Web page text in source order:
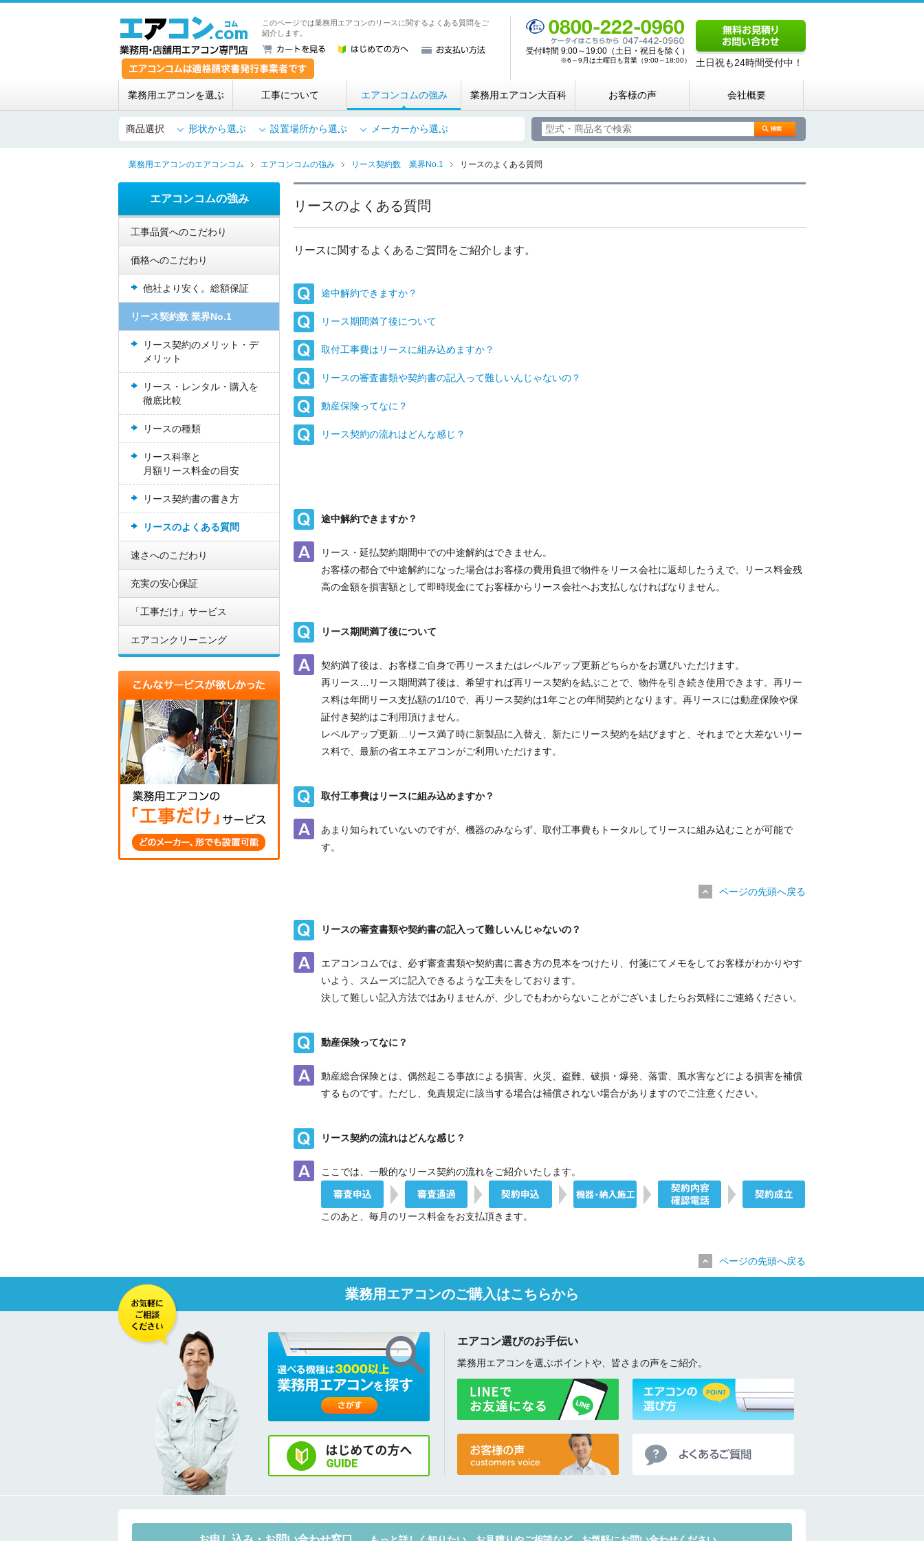
業務用・店舗用エアコン専門店 エアコンコム
このページでは業務用エアコンのリースに関するよくある質問をご
紹介します。
受付時間 9:00～19:00（土日・祝日を除く）
※6～9月は土曜日も営業（9:00～18:00） 土日祝も24時間受付中！
業務用エアコンを選ぶ 工事について エアコンコムの強み 業務用エアコン大百科 お客様の声 会社概要
商品選択 形状から選ぶ 設置場所から選ぶ メーカーから選ぶ
業務用エアコンのエアコンコム エアコンコムの強み リース契約数 業界No.1 リースのよくある質問
リースのよくある質問
リースに関するよくあるご質問をご紹介します。
途中解約できますか？
リース期間満了後について
取付工事費はリースに組み込めますか？
リースの審査書類や契約書の記入って難しいんじゃないの？
動産保険ってなに？
リース契約の流れはどんな感じ？
途中解約できますか？
リース・延払契約期間中での中途解約はできません。
お客様の都合で中途解約になった場合はお客様の費用負担で物件をリース会社に返却したうえで、リース料金残
高の金額を損害額として即時現金にてお客様からリース会社へお支払しなければなりません。
リース期間満了後について
契約満了後は、お客様ご自身で再リースまたはレベルアップ更新どちらかをお選びいただけます。
再リース…リース期間満了後は、希望すれば再リース契約を結ぶことで、物件を引き続き使用できます。再リー
ス料は年間リース支払額の1/10で、再リース契約は1年ごとの年間契約となります。再リースには動産保険や保
証付き契約はご利用頂けません。
レベルアップ更新…リース満了時に新製品に入替え、新たにリース契約を結びますと、それまでと大差ないリー
ス料で、最新の省エネエアコンがご利用いただけます。
取付工事費はリースに組み込めますか？
あまり知られていないのですが、機器のみならず、取付工事費もトータルしてリースに組み込むことが可能で
す。
ページの先頭へ戻る
リースの審査書類や契約書の記入って難しいんじゃないの？
エアコンコムでは、必ず審査書類や契約書に書き方の見本をつけたり、付箋にてメモをしてお客様がわかりやす
いよう、スムーズに記入できるような工夫をしております。
決して難しい記入方法ではありませんが、少しでもわからないことがございましたらお気軽にご連絡ください。
動産保険ってなに？
動産総合保険とは、偶然起こる事故による損害、火災、盗難、破損・爆発、落雷、風水害などによる損害を補償
するものです。ただし、免責規定に該当する場合は補償されない場合がありますのでご注意ください。
リース契約の流れはどんな感じ？
ここでは、一般的なリース契約の流れをご紹介いたします。
このあと、毎月のリース料金をお支払頂きます。
エアコンコムの強み
工事品質へのこだわり
価格へのこだわり
他社より安く。総額保証
リース契約数 業界No.1
リース契約のメリット・デ
メリット
リース・レンタル・購入を
徹底比較
リースの種類
リース科率と
月額リース料金の目安
リース契約書の書き方
リースのよくある質問
速さへのこだわり
充実の安心保証
「工事だけ」サービス
エアコンクリーニング
ページの先頭へ戻る
業務用エアコンのご購入はこちらから
エアコン選びのお手伝い
業務用エアコンを選ぶポイントや、皆さまの声をご紹介。
メールアドレス
お問合せ内容
(ご選択ください)
機器お見積り依頼
ご相談
メッセージ
折り返しのご連絡
(ご選択ください)
お電話
メール